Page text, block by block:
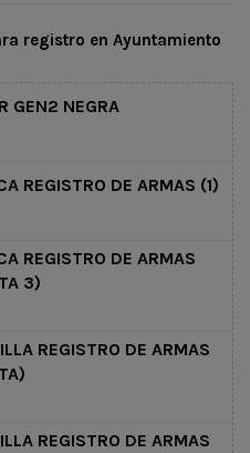
registro en Ayuntamiento
GEN2 NEGRA
REGISTRO DE ARMAS (1)
REGISTRO DE ARMAS
3)
REGISTRO DE ARMAS
REGISTRO DE ARMAS